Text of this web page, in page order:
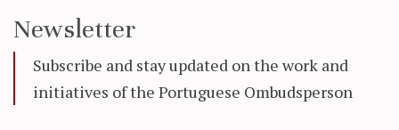
Newsletter
Subscribe and stay updated on the work and
initiatives of the Portuguese Ombudsperson